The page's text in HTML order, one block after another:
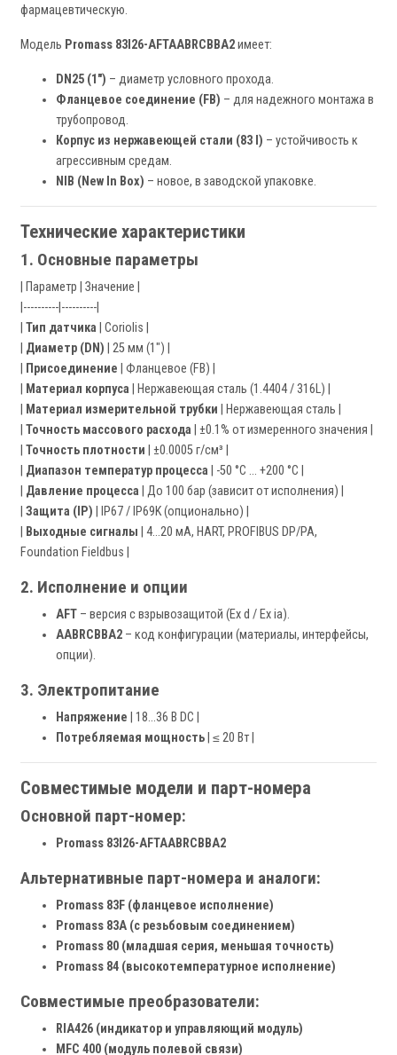
фармацевтическую.
Модель Promass 83I26-AFTAABRCBBA2имеет:
DN25 (1") – диаметр условного прохода.
Фланцевое соединение (FB) – для надежного монтажа в
трубопровод.
Корпус из нержавеющей стали (83 I) – устойчивость к
агрессивным средам.
NIB (New In Box) – новое, в заводской упаковке.
Технические характеристики
1. Основные параметры
| Параметр | Значение |
|----------|----------|
Тип датчика | Coriolis |
Диаметр (DN) | 25 мм (1") |
Присоединение | Фланцевое (FB) |
Материал корпуса | Нержавеющая сталь (1.4404 / 316L) |
Материал измерительной трубки | Нержавеющая сталь |
Точность массового расхода | ±0.1% от измеренного значения |
Точность плотности | ±0.0005 г/см³ |
Диапазон температур процесса | -50 °C … +200 °C |
Давление процесса | До 100 бар (зависит от исполнения) |
Защита (IP) | IP67 / IP69K (опционально) |
Выходные сигналы | 4…20 мА, HART, PROFIBUS DP/PA,
Foundation Fieldbus |
2. Исполнение и опции
AFT – версия с взрывозащитой (Ex d / Ex ia).
AABRCBBA2 – код конфигурации (материалы, интерфейсы,
опции).
3. Электропитание
Напряжение | 18…36 В DC |
Потребляемая мощность | ≤ 20 Вт |
Совместимые модели и парт-номера
Основной парт-номер:
Promass 83I26-AFTAABRCBBA2
Альтернативные парт-номера и аналоги:
Promass 83F (фланцевое исполнение)
Promass 83A (с резьбовым соединением)
Promass 80 (младшая серия, меньшая точность)
Promass 84 (высокотемпературное исполнение)
Совместимые преобразователи:
RIA426 (индикатор и управляющий модуль)
MFC 400 (модуль полевой связи)